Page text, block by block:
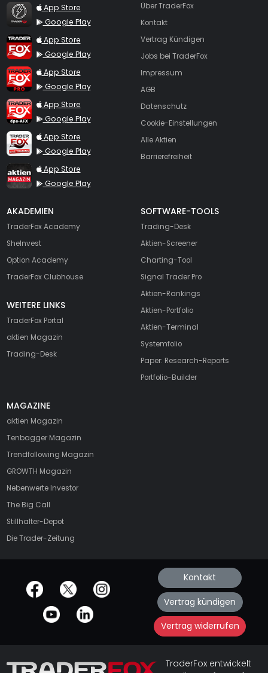
TraderFox Flash
App Store
Google Play
TraderFox App
App Store
Google Play
TraderFox Pro
App Store
Google Play
TraderFox dpa-AFX ProFeed
App Store
Google Play
TraderFox Live Trading
App Store
Google Play
TraderFox aktien Magazin
App Store
Google Play
Über TraderFox
Kontakt
Vertrag Kündigen
Jobs bei TraderFox
Impressum
AGB
Datenschutz
Cookie-Einstellungen
Alle Aktien
Barrierefreiheit
AKADEMIEN
TraderFox Academy
SheInvest
Option Academy
TraderFox Clubhouse
WEITERE LINKS
TraderFox Portal
aktien Magazin
Trading-Desk
SOFTWARE-TOOLS
Trading-Desk
Aktien-Screener
Charting-Tool
Signal Trader Pro
Aktien-Rankings
Aktien-Portfolio
Aktien-Terminal
Systemfolio
Paper: Research-Reports
Portfolio-Builder
MAGAZINE
aktien Magazin
Tenbagger Magazin
Trendfollowing Magazin
GROWTH Magazin
Nebenwerte Investor
The Big Call
Stillhalter-Depot
Die Trader-Zeitung
offizielle Social Media-Accounts Kontakt
Vertrag kündigen
Vertrag widerrufen
TraderFox entwickelt